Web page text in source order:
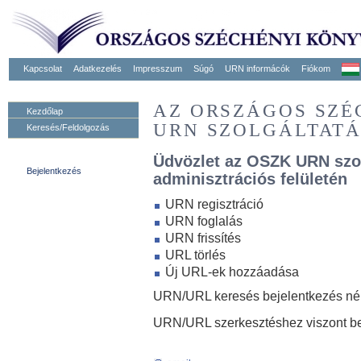
Kapcsolat Adatkezelés Impresszum Súgó URN informácók Fiókom
Kezdőlap
Keresés/Feldolgozás
Bejelentkezés
AZ ORSZÁGOS
URN
Üdvözlet az OSZK URN
adminisztrációs felületén
URN regisztráció
URN foglalás
URN frissítés
URL törlés
Új URL-ek hozzáadása
URN/URL keresés bejelentkezés
URN/URL szerkesztéshez viszont